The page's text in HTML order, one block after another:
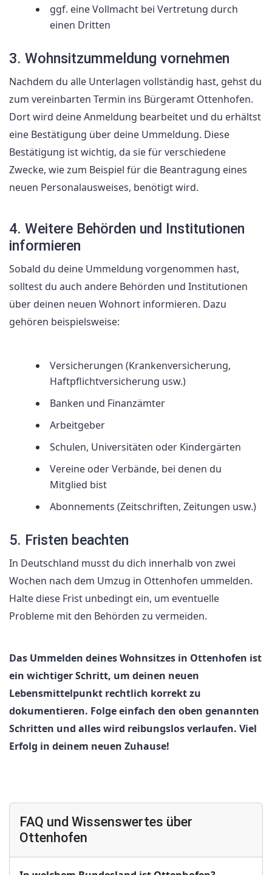
ggf. eine Vollmacht bei Vertretung durch
einen Dritten
3. Wohnsitzummeldung vornehmen
Nachdem du alle Unterlagen vollständig hast, gehst du
zum vereinbarten Termin ins Bürgeramt Ottenhofen.
Dort wird deine Anmeldung bearbeitet und du erhältst
eine Bestätigung über deine Ummeldung. Diese
Bestätigung ist wichtig, da sie für verschiedene
Zwecke, wie zum Beispiel für die Beantragung eines
neuen Personalausweises, benötigt wird.
4. Weitere Behörden und Institutionen
informieren
Sobald du deine Ummeldung vorgenommen hast,
solltest du auch andere Behörden und Institutionen
über deinen neuen Wohnort informieren. Dazu
gehören beispielsweise:
Versicherungen (Krankenversicherung,
Haftpflichtversicherung usw.)
Banken und Finanzämter
Arbeitgeber
Schulen, Universitäten oder Kindergärten
Vereine oder Verbände, bei denen du
Mitglied bist
Abonnements (Zeitschriften, Zeitungen usw.)
5. Fristen beachten
In Deutschland musst du dich innerhalb von zwei
Wochen nach dem Umzug in Ottenhofen ummelden.
Halte diese Frist unbedingt ein, um eventuelle
Probleme mit den Behörden zu vermeiden.
Das Ummelden deines Wohnsitzes in Ottenhofen ist
ein wichtiger Schritt, um deinen neuen
Lebensmittelpunkt rechtlich korrekt zu
dokumentieren. Folge einfach den oben genannten
Schritten und alles wird reibungslos verlaufen. Viel
Erfolg in deinem neuen Zuhause!
FAQ und Wissenswertes über
Ottenhofen